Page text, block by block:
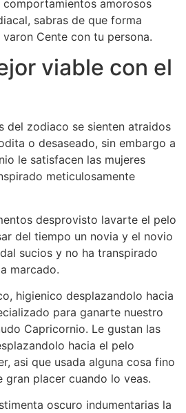
amorosos
sabras de que forma
Cente con tu persona.
viable con el
del zodiaco se sienten atraidos
o desaseado, sin embargo a
le satisfacen las mujeres
meticulosamente
desprovisto lavarte el pelo
del tiempo un novia y el novio
sucios y no ha transpirado
marcado.
higienico desplazandolo hacia
para ganarte nuestro
Capricornio. Le gustan las
hacia el pelo
asi que usada alguna cosa fino
placer cuando lo veas.
oscuro indumentarias la